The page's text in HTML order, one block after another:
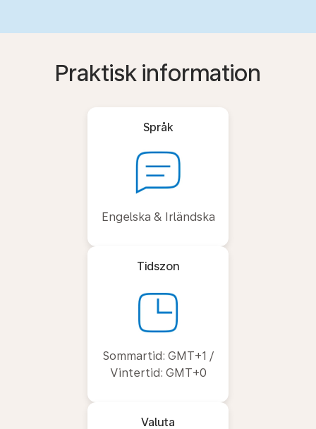
Praktisk information
Språk
Engelska & Irländska
Tidszon
Sommartid: GMT+1 /
Vintertid: GMT+0
Valuta